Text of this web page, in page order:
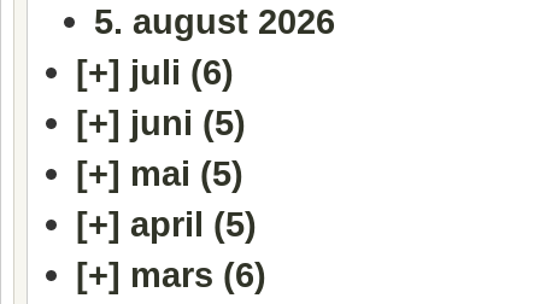
5. august 2026
[+] juli (6)
[+] juni (5)
[+] mai (5)
[+] april (5)
[+] mars (6)